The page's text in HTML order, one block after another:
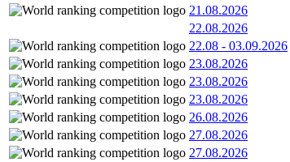
21.08.2026
22.08.2026
22.08 - 03.09.2026
23.08.2026
23.08.2026
23.08.2026
26.08.2026
27.08.2026
27.08.2026